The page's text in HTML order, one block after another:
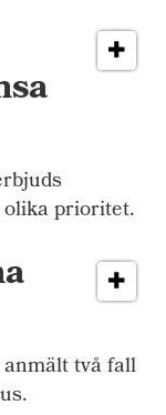
prioritet.
två fall